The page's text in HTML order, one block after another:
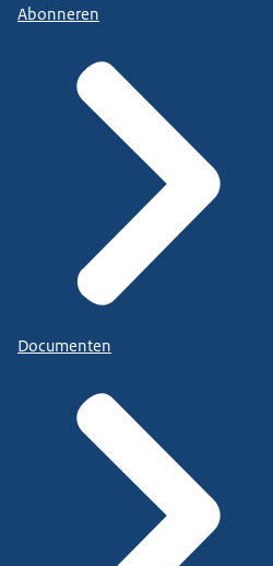
Abonneren
Documenten